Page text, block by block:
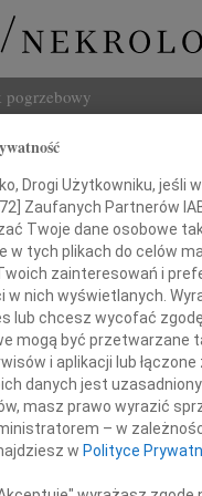
pogrzebowy
Koledze
Zbigniewowi Jaros
współczucia z
Drogi Użytkowniku, jeśli
] Zaufanych Partnerów
Twoje dane osobowe
w tych plikach do celów
zainteresowań i
nich wyświetlanych.
lub chcesz wycofać
mogą być przetwarzane
i aplikacji lub
danych jest uzasadniony
masz prawo wyrazić
– w
w Polityce